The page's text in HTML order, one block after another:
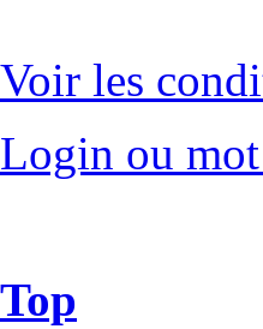
Voir les
Login ou mot
Top